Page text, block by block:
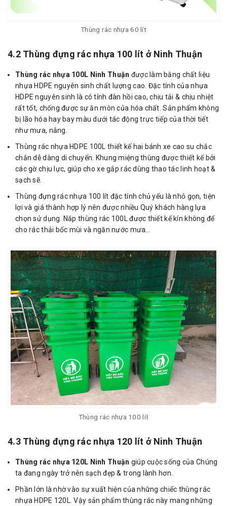
Thùng rác nhựa 60 lít
4.2 Thùng đựng rác nhựa 100 lít ở Ninh Thuận
Thùng rác nhựa 100L Ninh Thuận được làm bằng chất liệu
nhựa HDPE nguyên sinh chất lượng cao. Đặc tính của nhựa
HDPE nguyên sinh là có tính đàn hồi cao, chịu tải & chịu nhiệt
rất tốt, chống được sự ăn mòn của hóa chất. Sản phẩm không
bị lão hóa hay bay màu dưới tác động trực tiếp của thời tiết
như mưa, nắng.
Thùng rác nhựa HDPE 100L thiết kế hai bánh xe cao su chắc
chắn dễ dàng di chuyển. Khung miệng thùng được thiết kế bởi
các gờ chịu lực, giúp cho xe gắp rác dùng thao tác linh hoạt &
sạch sẽ.
Thùng đựng rác nhựa 100 lít đặc tính chủ yếu là nhỏ gọn, tiện
lợi và giá thành hợp lý nên được nhiều Quý khách hàng lựa
chọn sử dụng. Nắp thùng rác 100L được thiết kế kín không để
cho rác thải bốc mùi và ngăn nước mưa…
Thùng rác nhựa 100 lít
4.3 Thùng đựng rác nhựa 120 lít ở Ninh Thuận
Thùng rác nhựa 120L Ninh Thuận giúp cuộc sống của Chúng
ta đang ngày trở nên sạch đẹp & trong lành hơn.
Phần lớn là nhờ vào sự xuất hiện của những chiếc thùng rác
nhựa HDPE 120L. Vậy sản phẩm thùng rác này mang những